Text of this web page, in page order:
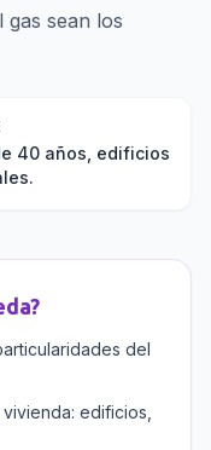
gas sean los
40 años, edificios
?
del
edificios,